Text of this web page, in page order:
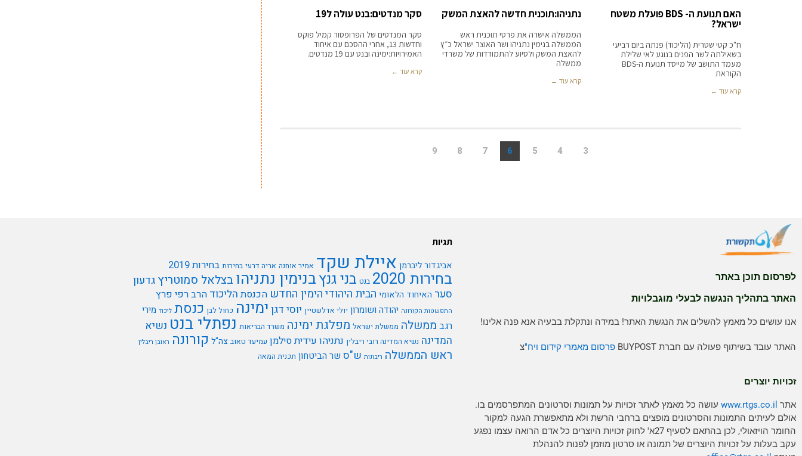
האם תנועת ה- BDS פועלת משטח
ישראל?
ח"כ קטי שטרית (הליכוד) פנתה ביום רביעי
בשאילתה לשר הפנים בנוגע לאי שלילת
מעמד התושב של מייסד תנועת ה-BDS
הקוראת
קרא עוד ←
נתניהו:תוכנית חדשה להאצת המשק
הממשלה אישרה את פרטי תוכנית ראש
הממשלה בנימין נתניהו ושר האוצר ישראל כ״ץ
להאצת המשק ולסיוע להתמודדות של משרדי
ממשלה
קרא עוד ←
סקר מנדטים:בנט עולה ל19
סקר המנדטים של הפרופסור קמיל פוקס
וחדשות 13, אחרי ההסכם עם איחוד
האמירויות:ימינה ובנט עם 19 מנדטים.
קרא עוד ←
3
4
5
6
7
8
9
לפרסום תוכן באתר
האתר בתהליך הנגשה לבעלי מוגבלויות
אנו עושים כל מאמץ להשלים את הנגשת האתר! במידה ונתקלת בבעיה אנא פנה אלינו!
האתר עובד בשיתוף פעולה עם חברת BUYPOST פרסום מאמרי קידום ויח"צ
זכויות יוצרים
אתר www.rtgs.co.il עושה כל מאמץ לאתר זכויות על תמונות וסרטונים המתפרסמים בו.
אולם לעיתים התמונות והסרטונים מופצים ברחבי הרשת ולא מתאפשרת הגעה למקור
החומר הויזאולי, לכן בהתאם לסעיף 27א' לחוק זכויות היוצרים כל אדם הרואה עצמו נפגע
עקב בעלות על זכויות היוצרים של תמונה או סרטון מוזמן לפנות להנהלת
תגיות
אביגדור ליברמן איילת שקד אמיר אוחנה אריה דרעי בחירות בחירות 2019
בחירות 2020 בנט בני גנץבנימין נתניהובצלאל סמוטריץ גדעון
סער האיחוד הלאומי הבית היהודיהימין החדש הכנסת הליכוד הרב רפי פרץ
התפשטות הקורונה יהודה ושומרון יולי אדלשטיין יוסי דגן ימינה כחול לבן כנסת ליכוד מירי
רגב ממשלה ממשלת ישראל מפלגת ימינה משרד הבריאות נפתלי בנט נשיא
המדינה נשיא המדינה רובי ריבלין נתניהו עידית סילמן עמיעד טאוב צה"ל קורונה ראובן ריבלין
ראש הממשלה ריבונות ש"ס שר הביטחון תכנית המאה